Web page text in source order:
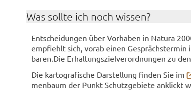
Was soll­te ich noch wis­sen?
Ent­schei­dun­gen über Vor­ha­ben in Na­tu­ra
emp­fiehlt sich, vorab einen
ba­ren.Die Er­hal­tungs­ziel­ver­ord­nun­gen zu
Die kar­to­gra­fi­sche Dar­stel­lung fin­den Sie im
men­baum der Punkt Schutz­ge­bie­te an­klickt